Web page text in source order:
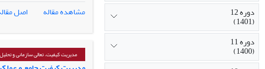
ارتباطی، خازن‌، ژنراتور و
می‌باشد. نتایج این تحقیق
مشاهده مقاله
اصل
مدیریت کیفیت، تعالی سازمانی و
دوره 12
(1401)
دوره 11
(1400)